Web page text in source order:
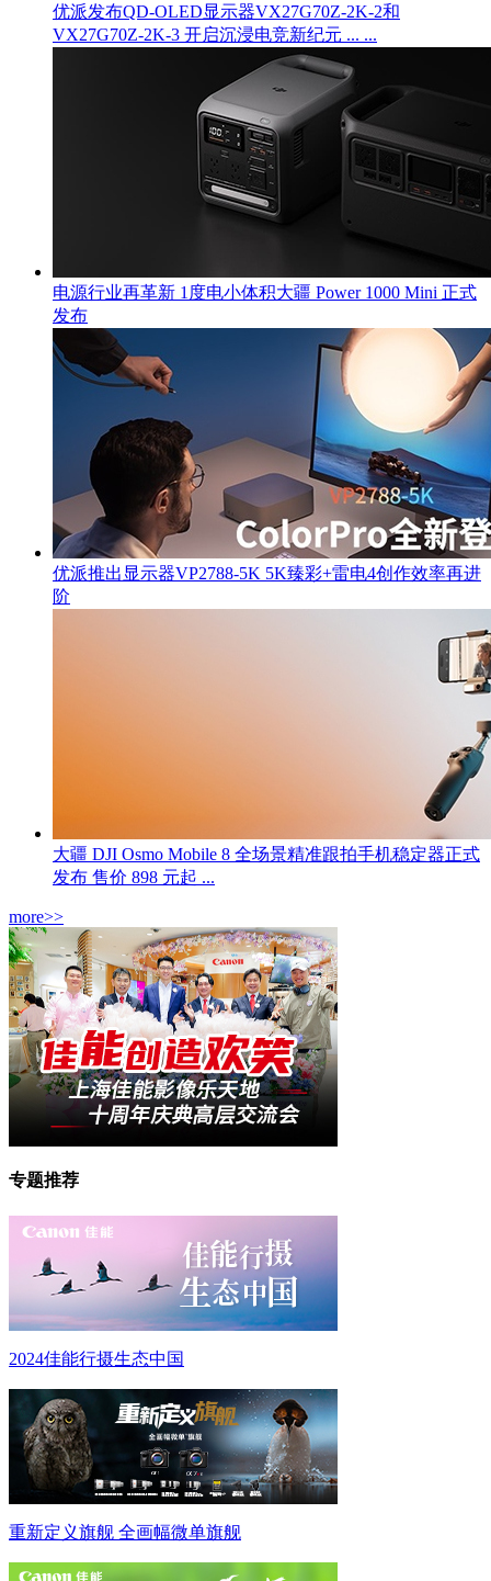
优派发布QD-OLED显示器VX27G70Z-2K-2和
VX27G70Z-2K-3 开启沉浸电竞新纪元 ... ...
电源行业再革新 1度电小体积大疆 Power 1000 Mini 正式
发布
优派推出显示器VP2788-5K 5K臻彩+雷电4创作效率再进
阶
大疆 DJI Osmo Mobile 8 全场景精准跟拍手机稳定器正式
发布 售价 898 元起 ...
more>>
专题推荐
2024佳能行摄生态中国
重新定义旗舰 全画幅微单旗舰